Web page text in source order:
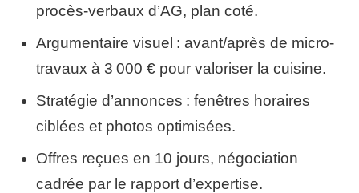
procès-verbaux d’AG, plan coté.
Argumentaire visuel : avant/après de micro-
travaux à 3 000 € pour valoriser la cuisine.
Stratégie d’annonces : fenêtres horaires
ciblées et photos optimisées.
Offres reçues en 10 jours, négociation
cadrée par le rapport d’expertise.